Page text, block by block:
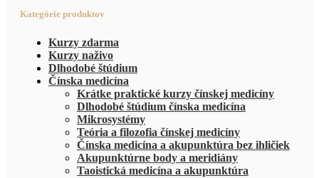
Kategórie produktov
Kurzy zdarma
Kurzy naživo
Dlhodobé štúdium
Čínska medicína
Krátke praktické kurzy čínskej medicíny
Dlhodobé štúdium čínska medicína
Mikrosystémy
Teória a filozofia čínskej medicíny
Čínska medicína a akupunktúra bez ihličiek
Akupunktúrne body a meridiány
Taoistická medicína a akupunktúra